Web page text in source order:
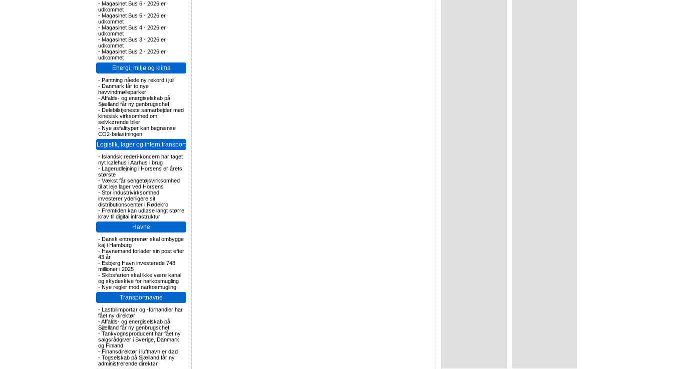
- Magasinet Bus 6 - 2026 er
udkommet
- Magasinet Bus 5 - 2026 er
udkommet
- Magasinet Bus 4 - 2026 er
udkommet
- Magasinet Bus 3 - 2026 er
udkommet
- Magasinet Bus 2 - 2026 er
udkommet
Energi, miljø og klima
- Pantning nåede ny rekord i juli
- Danmark får to nye
havvindmølleparker
-Affalds- og energiselskab på
Sjælland får ny genbrugschef
- Delebilstjeneste samarbejder med
kinesisk virksomhed om
selvkørende biler
- Nye asfalttyper kan begrænse
CO2-belastningen
Logistik, lager og intern transport
- Islandsk rederi-koncern har taget
nyt kølehus i Aarhus i brug
- Lagerudlejning i Horsens er årets
største
- Vækst får sengetøjsvirksomhed
til at leje lager ved Horsens
- Stor industrivirksomhed
investerer yderligere sit
distributionscenter i Rødekro
- Fremtiden kan udløse langt større
krav til digital infrastruktur
Havne
- Dansk entreprenør skal ombygge
kaj i Hamburg
- Havnemand forlader sin post efter
43 år
- Esbjerg Havn investerede 748
millioner i 2025
- Skibsfarten skal ikke være kanal
og skydeskive for narkosmugling
- Nye regler mod narkosmugling:
Transportnavne
- Lastbilimportør og -forhandler har
fået ny direktør
-Affalds- og energiselskab på
Sjælland får ny genbrugschef
- Tankvognsproducent har fået ny
salgsrådgiver i Sverige, Danmark
og Finland
- Finansdirektør i lufthavn er død
- Togselskab på Sjælland får ny
administrerende direktør